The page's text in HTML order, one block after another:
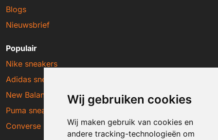
Wij gebruiken cookies
Wij maken gebruik van cookies en
andere tracking-technologieën om
Blogs
Nieuwsbrief
Populair
Nike sneakers
Adidas sneakers
New Balance sneakers
Puma sneakers
Converse sneakers